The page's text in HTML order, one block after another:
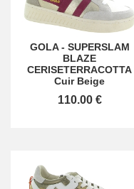
GOLA- SUPERSLAM
BLAZE
CERISETERRACOTTA
Cuir Beige
110.00 €